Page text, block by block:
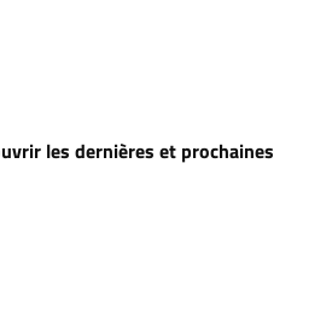
les dernières et prochaines